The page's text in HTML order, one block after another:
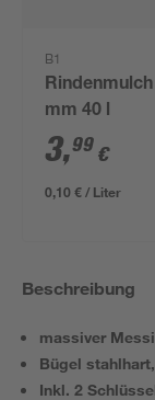
B1
mm 40 l
3,99 €
0,10 € / Liter
Beschreibung
massiver
Bügel
Inkl. 2